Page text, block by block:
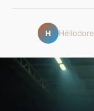
H Héliodore